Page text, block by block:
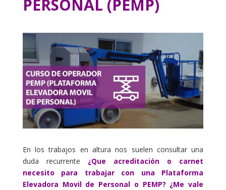
PERSONAL (PEMP)
En los trabajos en altura nos suelen consultar una
duda recurrente ¿Que acreditación o carnet
necesito para trabajar con una Plataforma
Elevadora Movil de Personal o PEMP? ¿Me vale